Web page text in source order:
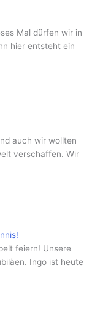
Mal dürfen wir in
hier entsteht ein
auch wir wollten
verschaffen. Wir
feiern! Unsere
Ingo ist heute